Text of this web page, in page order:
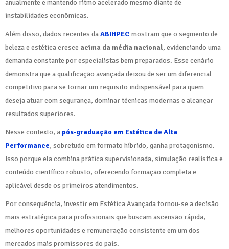
anualmente e mantendo ritmo acelerado mesmo diante de
instabilidades econômicas.
Além disso, dados recentes daABIHPEC mostram que o segmento de
beleza e estética cresce acima da média nacional, evidenciando uma
demanda constante por especialistas bem preparados. Esse cenário
demonstra que a qualificação avançada deixou de ser um diferencial
competitivo para se tornar um requisito indispensável para quem
deseja atuar com segurança, dominar técnicas modernas e alcançar
resultados superiores.
Nesse contexto, a pós-graduação em Estética de Alta
Performance, sobretudo em formato híbrido, ganha protagonismo.
Isso porque ela combina prática supervisionada, simulação realística e
conteúdo científico robusto, oferecendo formação completa e
aplicável desde os primeiros atendimentos.
Por consequência, investir em Estética Avançada tornou-se a decisão
mais estratégica para profissionais que buscam ascensão rápida,
melhores oportunidades e remuneração consistente em um dos
mercados mais promissores do país.